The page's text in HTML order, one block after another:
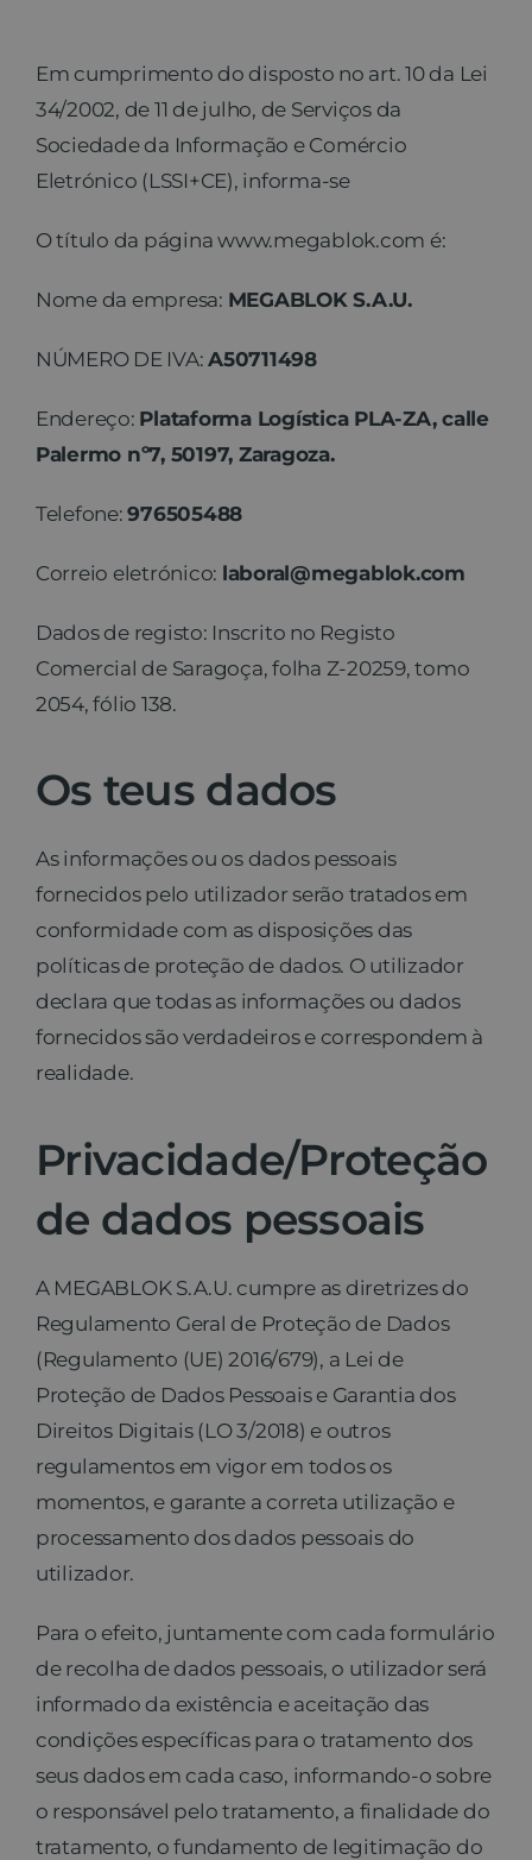
Em cumprimento do disposto no art. 10 da Lei
34/2002, de 11 de julho, de Serviços da
Sociedade da Informação e Comércio
Eletrónico (LSSI+CE), informa-se
O título da página www.megablok.com é:
Nome da empresa: MEGABLOK S.A.U.
NÚMERO DE IVA:A50711498
Endereço: Plataforma Logística PLA-ZA, calle
Palermo nº7, 50197, Zaragoza.
Telefone:976505488
Correio eletrónico: laboral@megablok.com
Dados de registo: Inscrito no Registo
Comercial de Saragoça, folha Z-20259, tomo
2054, fólio 138.
Os teus dados
As informações ou os dados pessoais
fornecidos pelo utilizador serão tratados em
conformidade com as disposições das
políticas de proteção de dados. O utilizador
declara que todas as informações ou dados
fornecidos são verdadeiros e correspondem à
realidade.
Privacidade/Proteção
de dados pessoais
A MEGABLOK S.A.U. cumpre as diretrizes do
Regulamento Geral de Proteção de Dados
(Regulamento (UE) 2016/679), a Lei de
Proteção de Dados Pessoais e Garantia dos
Direitos Digitais (LO 3/2018) e outros
regulamentos em vigor em todos os
momentos, e garante a correta utilização e
processamento dos dados pessoais do
utilizador.
Para o efeito, juntamente com cada formulário
de recolha de dados pessoais, o utilizador será
informado da existência e aceitação das
condições específicas para o tratamento dos
seus dados em cada caso, informando-o sobre
o responsável pelo tratamento, a finalidade do
tratamento, o fundamento de legitimação do